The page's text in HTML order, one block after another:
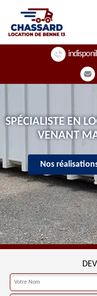
SPÉCIALISTE EN
VENANT
Nos